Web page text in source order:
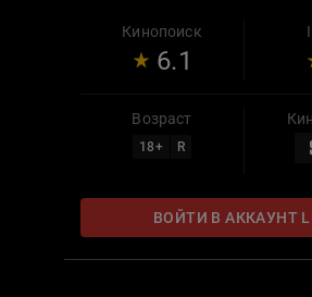
способом пытается выйти из
Кинопоиск
6.1
Возраст
18+ R
ВОЙТИ В АККАУНТ